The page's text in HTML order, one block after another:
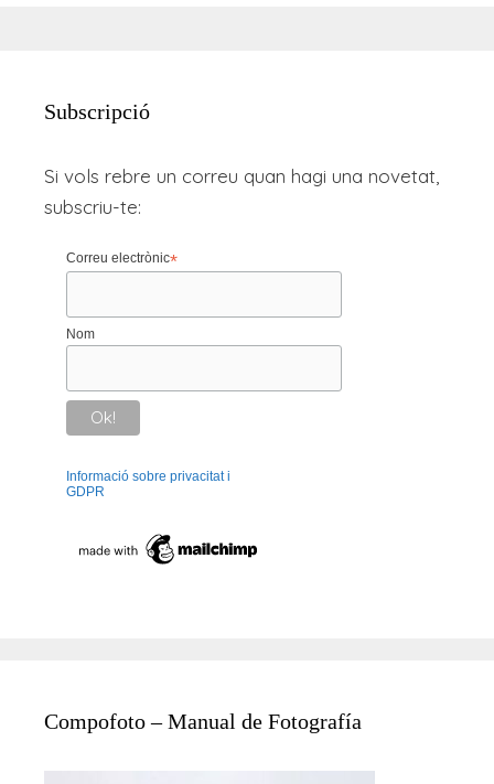
Subscripció
Si vols rebre un correu quan hagi una novetat,
subscriu-te:
Correu electrònic*
Nom
Informació sobre privacitat i
GDPR
Compofoto – Manual de Fotografía